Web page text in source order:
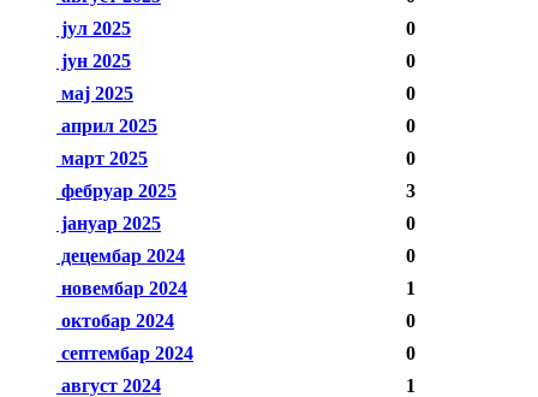
јул 2025
0
јун 2025
0
мај 2025
0
април 2025
0
март 2025
0
фебруар 2025
3
јануар 2025
0
децембар 2024
0
новембар 2024
1
октобар 2024
0
септембар 2024
0
август 2024
1